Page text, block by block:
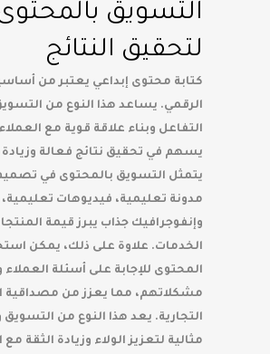
التسويق
لتحقيق النتائج
كتابة محتوى إبداعي يعتبر من
الرقمي. يساعد هذا النوع من
التفاعل وبناء علاقة قوية مع
يسهم في تحقيق نتائج فعالة وزيادة
يتمثل التسويق بالمحتوى في
مدونة تعليمية، فيديوهات تعليمية،
وإنفوجرافيك جذاب يبرز قيمة
الخدمات. علاوة على ذلك، يمكن
المحتوى للإجابة على أسئلة
مشكلاتهم، مما يعزز من مصداقية
التجارية. يعد هذا النوع من
مثالية لتعزيز الولاء وزيادة الثقة مع